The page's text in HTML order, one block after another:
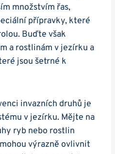
množstvím řas,
přípravky,⁣ které
Buďte však
a rostlinám v jezírku a
jsou šetrné k
invazních druhů ‌je
v‍ jezírku. Mějte na
ryb nebo rostlin‌
výrazně ovlivnit